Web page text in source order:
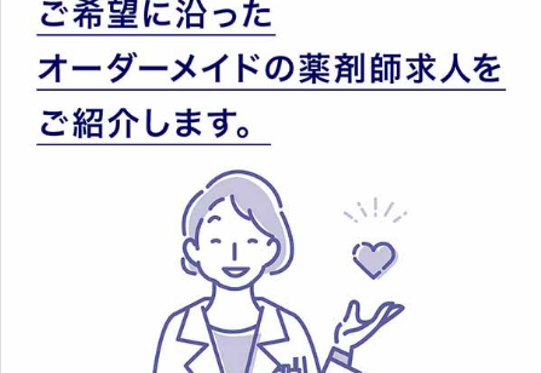
とは、病院薬剤師を中心に大きな武器になりま
す。